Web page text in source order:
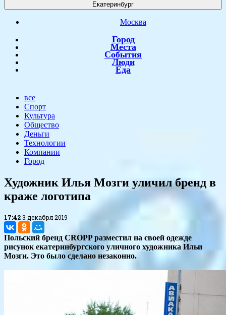
Екатеринбург
Москва
Город
Места
События
Люди
Еда
все
Спорт
Культура
Общество
Деньги
Технологии
Компании
Город
Художник Илья Мозги уличил бренд в
краже логотипа
17:42 3 декабря 2019
Польский бренд CROPP разместил на своей одежде
рисунок екатеринбургского уличного художника Ильи
Мозги. Это было сделано незаконно.